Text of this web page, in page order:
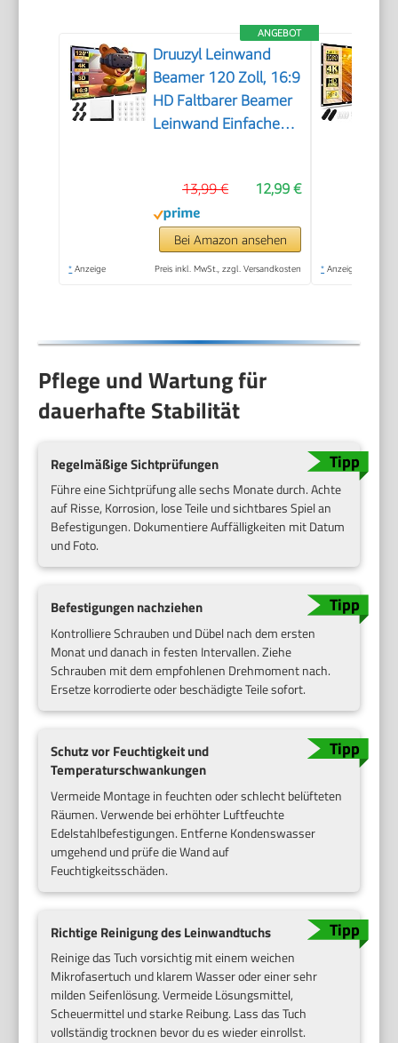
ANGEBOT
Druuzyl Leinwand
Beamer 120 Zoll, 16:9
HD Faltbarer Beamer
Leinwand Einfache
Haken und Seilen
Outdoor Movie
Projektionsleinwand
für Heimkino
12,99 €
13,99 €
Bei Amazon ansehen
* Anzeige Preis inkl. MwSt., zzgl. Versandkosten * Anzeige
Pflege und Wartung für
dauerhafte Stabilität
Regelmäßige Sichtprüfungen
Führe eine Sichtprüfung alle sechs Monate durch. Achte
auf Risse, Korrosion, lose Teile und sichtbares Spiel an
Befestigungen. Dokumentiere Auffälligkeiten mit Datum
und Foto.
Befestigungen nachziehen
Kontrolliere Schrauben und Dübel nach dem ersten
Monat und danach in festen Intervallen. Ziehe
Schrauben mit dem empfohlenen Drehmoment nach.
Ersetze korrodierte oder beschädigte Teile sofort.
Schutz vor Feuchtigkeit und
Temperaturschwankungen
Vermeide Montage in feuchten oder schlecht belüfteten
Räumen. Verwende bei erhöhter Luftfeuchte
Edelstahlbefestigungen. Entferne Kondenswasser
umgehend und prüfe die Wand auf
Feuchtigkeitsschäden.
Richtige Reinigung des Leinwandtuchs
Reinige das Tuch vorsichtig mit einem weichen
Mikrofasertuch und klarem Wasser oder einer sehr
milden Seifenlösung. Vermeide Lösungsmittel,
Scheuermittel und starke Reibung. Lass das Tuch
vollständig trocknen bevor du es wieder einrollst.